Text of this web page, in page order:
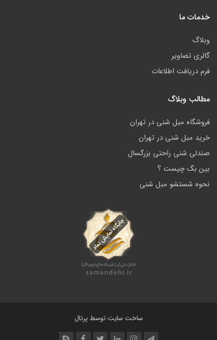
خدمات ما
وبلاگ
گالری تصاویر
فرم دریافت اطلاعات
مطالب وبلاگ
فروشگاه مبل شنی در تهران
خرید مبل شنی در تهران
صندلی شنی راحتی بزرگسال
بین بگ چیست ؟
نحوه شستشو مبل شنی
ساخت سایت توسطپرتال